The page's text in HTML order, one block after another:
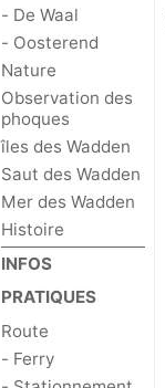
- De Waal
- Oosterend
Nature
Observation des
phoques
îles des Wadden
Saut des Wadden
Mer des Wadden
Histoire
INFOS
PRATIQUES
Route
- Ferry